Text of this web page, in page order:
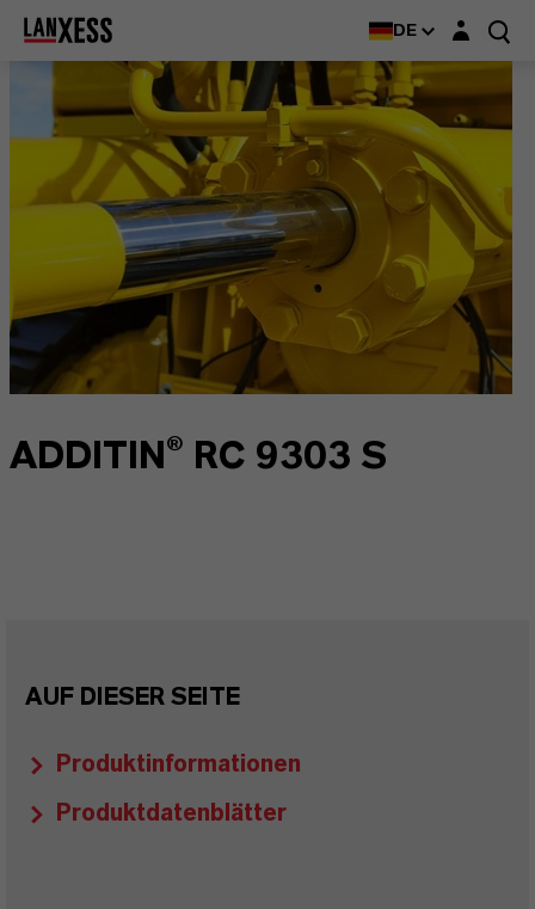
DE Login-Maske
ADDITIN® RC 9303 S
AUF DIESER SEITE
Produktinformationen
Produktdatenblätter